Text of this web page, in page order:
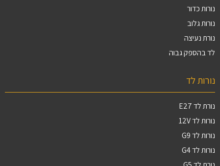
נורות כדור
נורות גלוב
נורת נעיצה
לד בהספק גבוה
נורות לד
נורת לד E27
נורות לד 12V
נורות לד G9
נורות לד G4